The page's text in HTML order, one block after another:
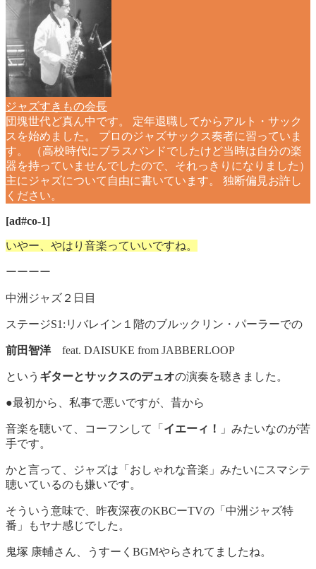
ジャズすきもの会長
団塊世代ど真ん中です。 定年退職してからアルト・サック
スを始めました。 プロのジャズサックス奏者に習っていま
す。 （高校時代にブラスバンドでしたけど当時は自分の楽
器を持っていませんでしたので、それっきりになりました）
主にジャズについて自由に書いています。 独断偏見お許し
ください。
[ad#co-1]
いやー、やはり音楽っていいですね。
ーーーー
中洲ジャズ２日目
ステージS1:リバレイン１階のブルックリン・パーラーでの
前田智洋feat. DAISUKE from JABBERLOOP
という ギターとサックスのデュオの演奏を聴きました。
●最初から、私事で悪いですが、昔から
音楽を聴いて、コーフンして「 イエーィ！
」みたいなのが苦
手です。
かと言って、ジャズは「おしゃれな音楽」みたいにスマシテ
聴いているのも嫌いです。
そういう意味で、昨夜深夜のKBCーTVの「中洲ジャズ特
番」もヤナ感じでした。
鬼塚 康輔さん、うすーくBGMやらされてましたね。